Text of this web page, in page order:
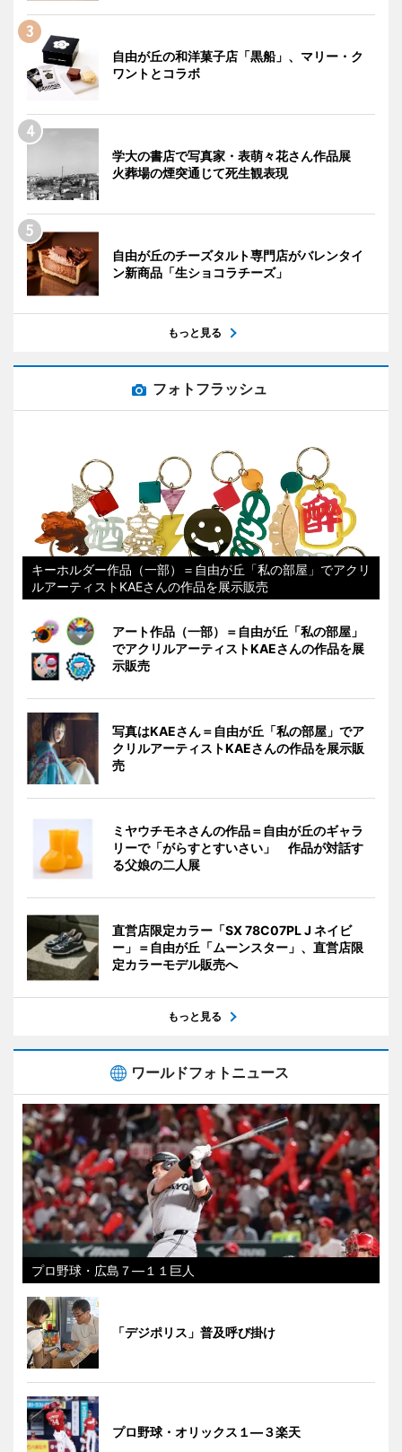
自由が丘の和洋菓子店「黒船」、マリー・ク
ワントとコラボ
学大の書店で写真家・表萌々花さん作品展
火葬場の煙突通じて死生観表現
自由が丘のチーズタルト専門店がバレンタイ
ン新商品「生ショコラチーズ」
もっと見る
フォトフラッシュ
キーホルダー作品（一部）＝自由が丘「私の部屋」でアクリ
ルアーティストKAEさんの作品を展示販売
アート作品（一部）＝自由が丘「私の部屋」
でアクリルアーティストKAEさんの作品を展
示販売
写真はKAEさん＝自由が丘「私の部屋」でア
クリルアーティストKAEさんの作品を展示販
売
ミヤウチモネさんの作品＝自由が丘のギャラ
リーで「がらすとすいさい」 作品が対話す
る父娘の二人展
直営店限定カラー「SX 78C07PL J ネイビ
ー」＝自由が丘「ムーンスター」、直営店限
定カラーモデル販売へ
もっと見る
ワールドフォトニュース
プロ野球・広島７―１１巨人
「デジポリス」普及呼び掛け
プロ野球・オリックス１―３楽天